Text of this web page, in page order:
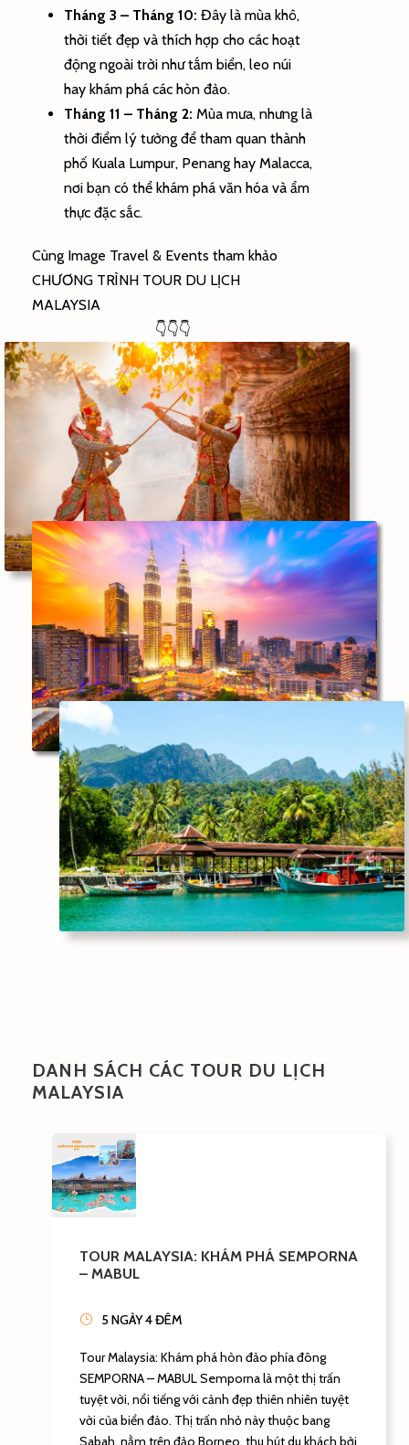
Tháng 3 – Tháng 10: Đây là mùa khô,
thời tiết đẹp và thích hợp cho các hoạt
động ngoài trời như tắm biển, leo núi
hay khám phá các hòn đảo.
Tháng 11 – Tháng 2: Mùa mưa, nhưng là
thời điểm lý tưởng để tham quan thành
phố Kuala Lumpur, Penang hay Malacca,
nơi bạn có thể khám phá văn hóa và ẩm
thực đặc sắc.
Cùng Image Travel & Events tham khảo
CHƯƠNG TRÌNH TOUR DU LỊCH
MALAYSIA
👇👇👇
DANH SÁCH CÁC TOUR DU LỊCH
MALAYSIA
TOUR MALAYSIA: KHÁM PHÁ SEMPORNA
– MABUL
5 NGÀY 4 ĐÊM
Tour Malaysia: Khám phá hòn đảo phía đông
SEMPORNA – MABUL Semporna là một thị trấn
tuyệt vời, nổi tiếng với cảnh đẹp thiên nhiên tuyệt
vời của biển đảo. Thị trấn nhỏ này thuộc bang
Sabah, nằm trên đảo Borneo, thu hút du khách bởi